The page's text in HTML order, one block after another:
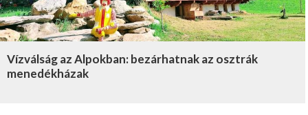
Vízválság az Alpokban: bezárhatnak az osztrák
menedékházak